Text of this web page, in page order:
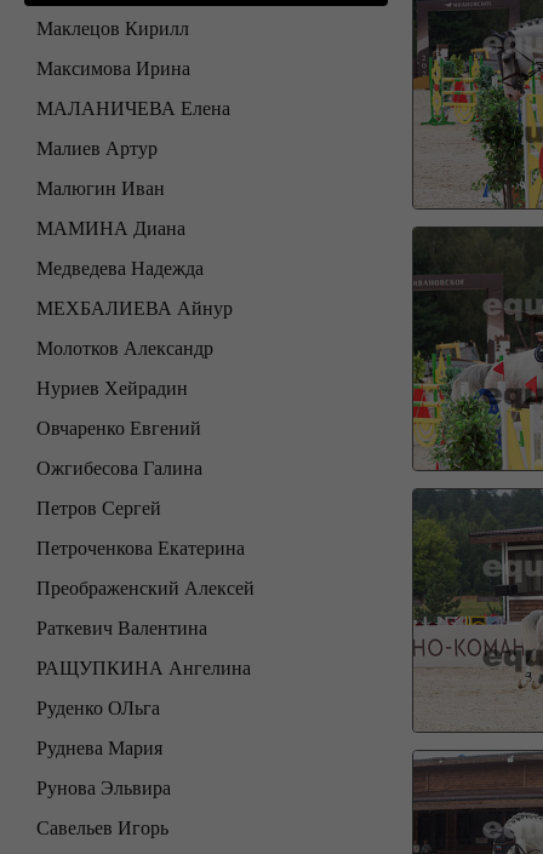
Маклецов Кирилл
Максимова Ирина
МАЛАНИЧЕВА Елена
Малиев Артур
Малюгин Иван
МАМИНА Диана
Медведева Надежда
МЕХБАЛИЕВА Айнур
Молотков Александр
Нуриев Хейрадин
Овчаренко Евгений
Ожгибесова Галина
Петров Сергей
Петроченкова Екатерина
Преображенский Алексей
Раткевич Валентина
РАЩУПКИНА Ангелина
Руденко ОЛьга
Руднева Мария
Рунова Эльвира
Савельев Игорь